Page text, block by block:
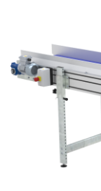
Ständer
aus
Beine aus
PVC